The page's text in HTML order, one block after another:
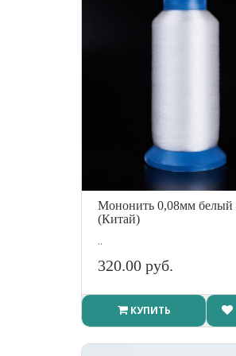
Мононить 0,08мм белый
(Китай)
..
320.00 руб.
КУПИТЬ